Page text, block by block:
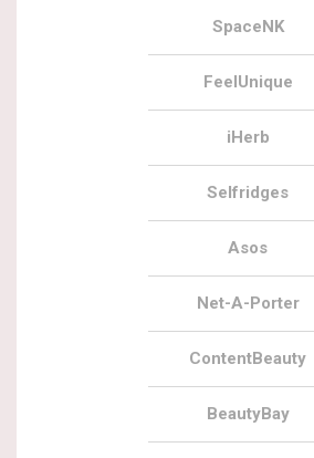
SpaceNK
FeelUnique
iHerb
Selfridges
Asos
Net-A-Porter
ContentBeauty
BeautyBay